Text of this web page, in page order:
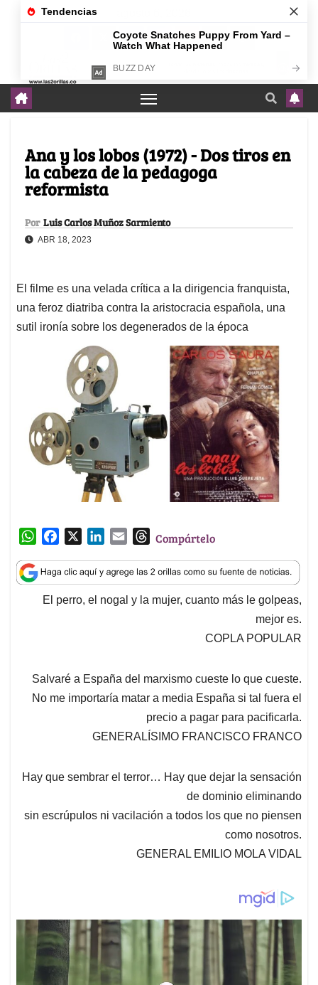
Ana y los lobos (1972) - Dos tiros en
la cabeza de la pedagoga
reformista
Por Luis Carlos Muñoz Sarmiento
ABR 18, 2023
El filme es una velada crítica a la dirigencia franquista,
una feroz diatriba contra la aristocracia española, una
sutil ironía sobre los degenerados de la época
W
a
t
c
e
b
n
k
e
a
i
l
T
r
e
a
Compártelo
El perro, el nogal y la mujer, cuanto más le golpeas,
mejor es.
COPLA POPULAR
Salvaré a España del marxismo cueste lo que cueste.
No me importaría matar a media España si tal fuera el
precio a pagar para pacificarla.
GENERALÍSIMO FRANCISCO FRANCO
Hay que sembrar el terror… Hay que dejar la sensación
de dominio eliminando
sin escrúpulos ni vacilación a todos los que no piensen
como nosotros.
GENERAL EMILIO MOLA VIDAL